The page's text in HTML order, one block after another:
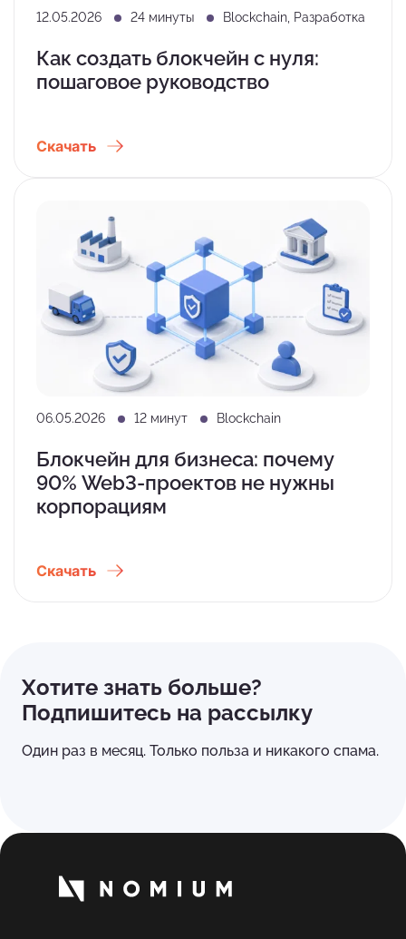
12.05.2026 24 минуты Blockchain, Разработка
Как создать блокчейн с нуля:
пошаговое руководство
Скачать
06.05.2026 12 минут Blockchain
Блокчейн для бизнеса: почему
90% Web3-проектов не нужны
корпорациям
Скачать
Хотите знать больше?
Подпишитесь на рассылку
Один раз в месяц. Только польза и никакого спама.